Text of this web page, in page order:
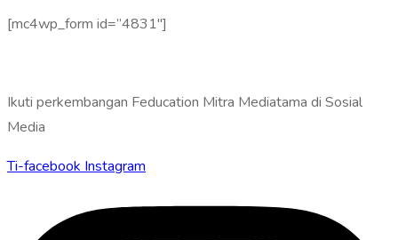
[mc4wp_form id=”4831″]
Ikuti perkembangan Feducation Mitra Mediatama di Sosial
Media
Ti-facebook Instagram